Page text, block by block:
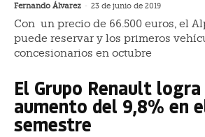
Fernando Álvarez - 23 de junio de 2019
Con un precio de 66.500 euros, el
puede reservar y los primeros
concesionarios en octubre
El Grupo Renault logra
aumento del 9,8% en
semestre